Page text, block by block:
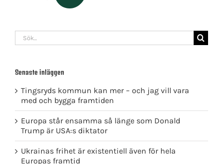
Sök
efter:
Senaste inläggen
Tingsryds kommun kan mer – och jag vill vara
med och bygga framtiden
Europa står ensamma så länge som Donald
Trump är USA:s diktator
Ukrainas frihet är existentiell även för hela
Europas framtid